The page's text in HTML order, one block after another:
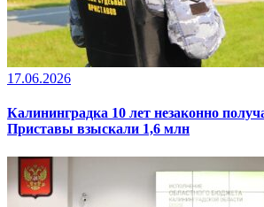
17.06.2026
Калининградка 10 лет незаконно
Приставы взыскали 1,6 млн